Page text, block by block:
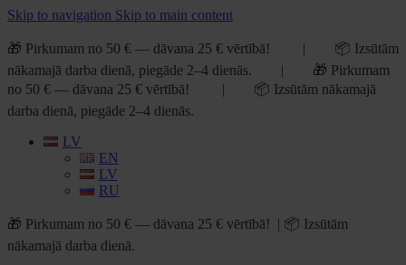
Skip to navigation Skip to main content
🎁 Pirkumam no 50 € — dāvana 25 € vērtībā! | 📦 Izsūtām
nākamajā darba dienā, piegāde 2–4 dienās. | 🎁 Pirkumam
no 50 € — dāvana 25 € vērtībā! | 📦 Izsūtām nākamajā
darba dienā, piegāde 2–4 dienās.
LV
EN
LV
RU
🎁 Pirkumam no 50 € — dāvana 25 € vērtībā! | 📦 Izsūtām
nākamajā darba dienā.